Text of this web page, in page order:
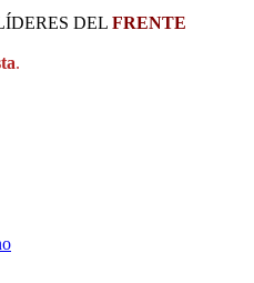
DEL FRENTE
.